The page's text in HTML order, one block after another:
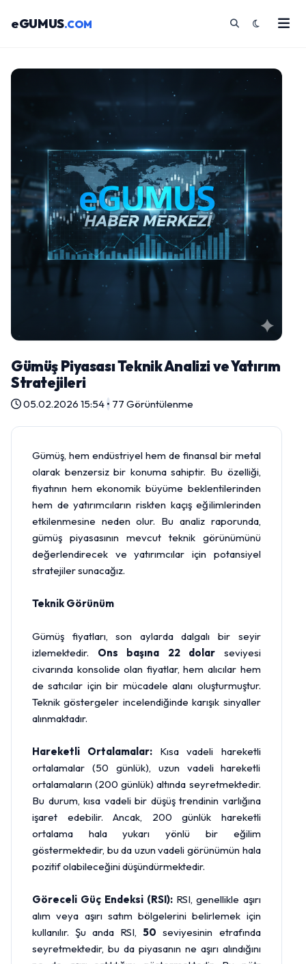
eGUMUS.COM
Gümüş Piyasası Teknik Analizi ve Yatırım
Stratejileri
05.02.2026 15:54• 77 Görüntülenme
Gümüş, hem endüstriyel hem de finansal bir metal
olarak benzersiz bir konuma sahiptir. Bu özelliği,
fiyatının hem ekonomik büyüme beklentilerinden
hem de yatırımcıların riskten kaçış eğilimlerinden
etkilenmesine neden olur. Bu analiz raporunda,
gümüş piyasasının mevcut teknik görünümünü
değerlendirecek ve yatırımcılar için potansiyel
stratejiler sunacağız.
Teknik Görünüm
Gümüş fiyatları, son aylarda dalgalı bir seyir
izlemektedir. Ons başına 22 dolar seviyesi
civarında konsolide olan fiyatlar, hem alıcılar hem
de satıcılar için bir mücadele alanı oluşturmuştur.
Teknik göstergeler incelendiğinde karışık sinyaller
alınmaktadır.
Hareketli Ortalamalar: Kısa vadeli hareketli
ortalamalar (50 günlük), uzun vadeli hareketli
ortalamaların (200 günlük) altında seyretmektedir.
Bu durum, kısa vadeli bir düşüş trendinin varlığına
işaret edebilir. Ancak, 200 günlük hareketli
ortalama hala yukarı yönlü bir eğilim
göstermektedir, bu da uzun vadeli görünümün hala
pozitif olabileceğini düşündürmektedir.
Göreceli Güç Endeksi (RSI): RSI, genellikle aşırı
alım veya aşırı satım bölgelerini belirlemek için
kullanılır. Şu anda RSI,50 seviyesinin etrafında
seyretmektedir, bu da piyasanın ne aşırı alındığını